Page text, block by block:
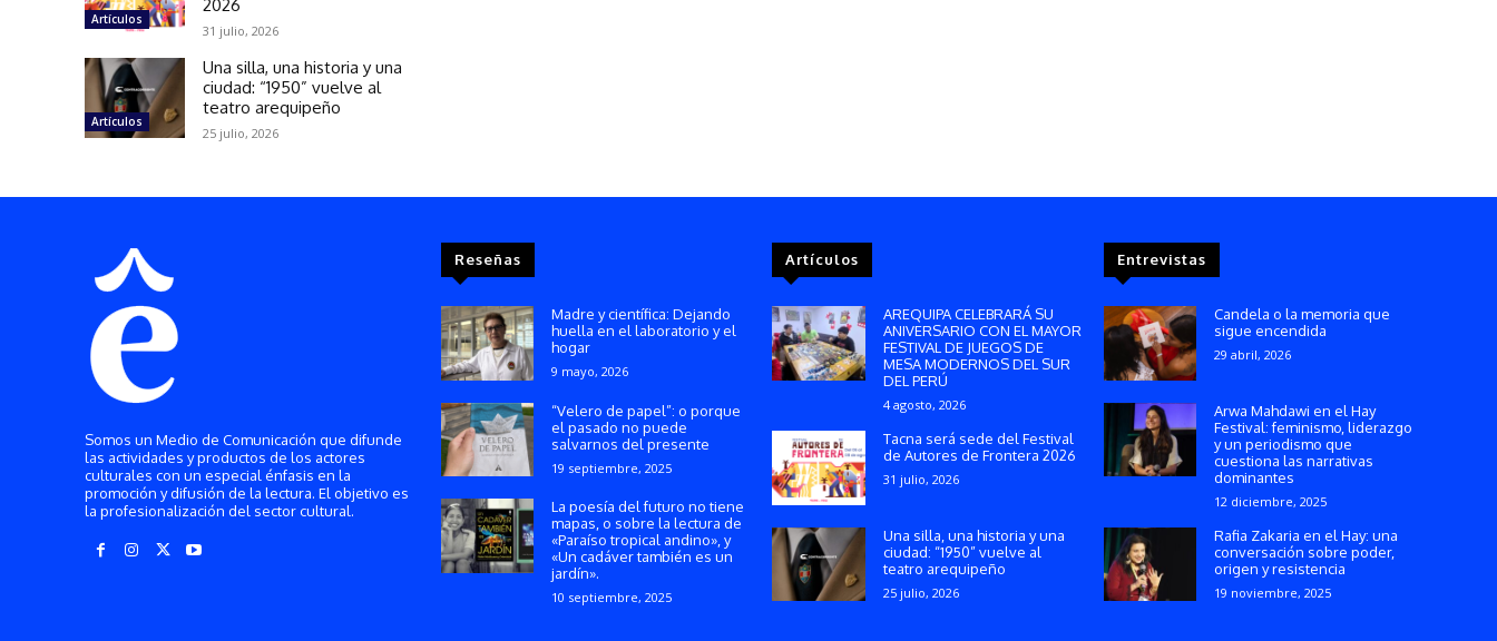
Artículos
2026
31 julio, 2026
Artículos
Una silla, una historia y una
ciudad: “1950” vuelve al
teatro arequipeño
25 julio, 2026
Somos un Medio de Comunicación que difunde
las actividades y productos de los actores
culturales con un especial énfasis en la
promoción y difusión de la lectura. El objetivo es
la profesionalización del sector cultural.
Reseñas
Madre y científica: Dejando
huella en el laboratorio y el
hogar
9 mayo, 2026
“Velero de papel”: o porque
el pasado no puede
salvarnos del presente
19 septiembre, 2025
La poesía del futuro no tiene
mapas, o sobre la lectura de
«Paraíso tropical andino», y
«Un cadáver también es un
jardín».
10 septiembre, 2025
Artículos
AREQUIPA CELEBRARÁ SU
ANIVERSARIO CON EL MAYOR
FESTIVAL DE JUEGOS DE
MESA MODERNOS DEL SUR
DEL PERÚ
4 agosto, 2026
Tacna será sede del Festival
de Autores de Frontera 2026
31 julio, 2026
Una silla, una historia y una
ciudad: “1950” vuelve al
teatro arequipeño
25 julio, 2026
Entrevistas
Candela o la memoria que
sigue encendida
29 abril, 2026
Arwa Mahdawi en el Hay
Festival: feminismo, liderazgo
y un periodismo que
cuestiona las narrativas
dominantes
12 diciembre, 2025
Rafia Zakaria en el Hay: una
conversación sobre poder,
origen y resistencia
19 noviembre, 2025